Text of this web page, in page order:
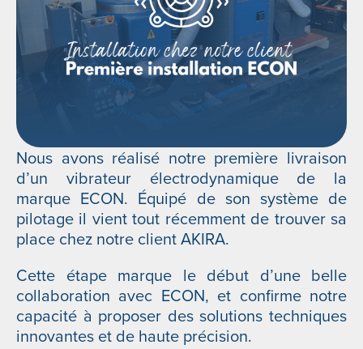
Nous avons réalisé notre première livraison
d’un vibrateur électrodynamique de la
marque ECON. Équipé de son système de
pilotage il vient tout récemment de trouver sa
place chez notre client AKIRA.
Cette étape marque le début d’une belle
collaboration avec ECON, et confirme notre
capacité à proposer des solutions techniques
innovantes et de haute précision.